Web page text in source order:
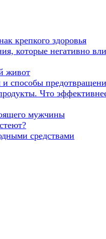
крепкого здоровья
которые негативно
живот
способы
Что
мужчины
средствами